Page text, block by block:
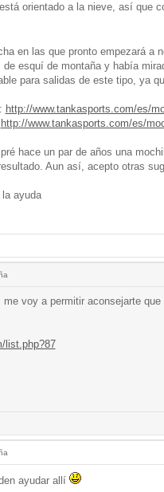
orientado a la nieve, así que
en las que pronto empezará a
esquí de montaña y había
para salidas de este tipo, ya
http://www.tankasports.com/es/
http://www.tankasports.com/es/
hace un par de años una
Aun así, acepto otras
ayuda
voy a permitir aconsejarte
list.php?87
ayudar allí